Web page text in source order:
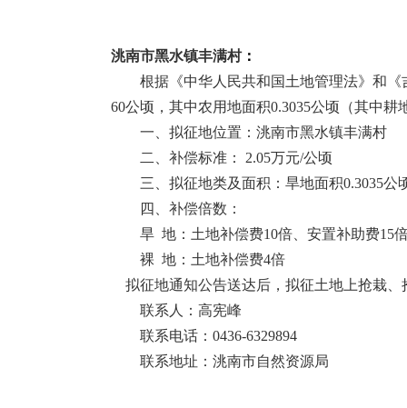
洮南市黑水镇丰满村：
根据《中华人民共和国土地管理法》和
60公顷，其中农用地面积0.3035公顷（其中耕
一、拟征地位置：洮南市黑水镇丰满村
二、补偿标准： 2.05万元/公顷
三、拟征地类及面积：旱地面积0.3035公
四、补偿倍数：
旱 地：土地补偿费10倍、安置补助费15
裸 地：土地补偿费4倍
拟征地通知公告送达后，拟征土地上抢栽
联系人：高宪峰
联系电话： 0436-6329894
联系地址：洮南市自然资源局